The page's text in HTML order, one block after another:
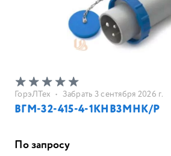
ГорэЛТех • Забрать 3 сентября 2026 г.
ВГМ-32-415-4-1КНВ3MНК/Р
По запросу